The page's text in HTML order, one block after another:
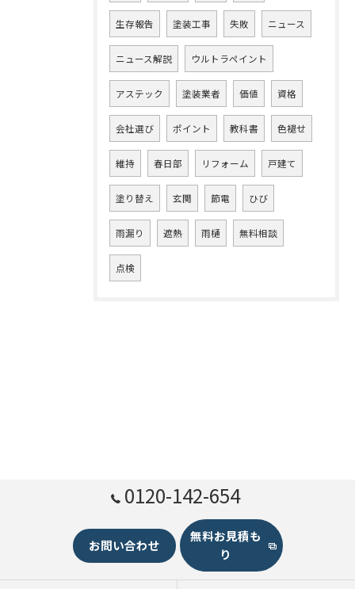
生存報告 塗装工事 失敗 ニュース
ニュース解説 ウルトラペイント
アステック 塗装業者 価値 資格
会社選び ポイント 教科書 色褪せ
維持 春日部 リフォーム 戸建て
塗り替え 玄関 節電 ひび
雨漏り 遮熱 雨樋 無料相談
点検
0120-142-654
お問い合わせ
無料お見積も
り